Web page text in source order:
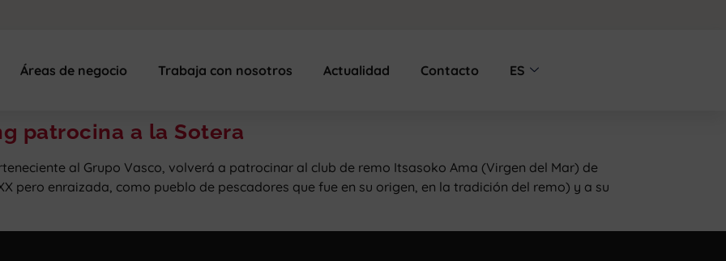
Áreas de negocio Trabaja con nosotros Actualidad Contacto ES
patrocina a la Sotera
al Grupo Vasco, volverá a patrocinar al club de remo Itsasoko Ama (Virgen del Mar) de
pero enraizada, como pueblo de pescadores que fue en su origen, en la tradición del remo) y a su